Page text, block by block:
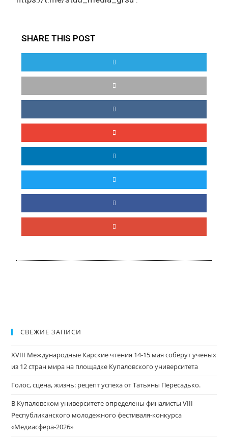
SHARE THIS POST
СВЕЖИЕ ЗАПИСИ
XVIII Международные Карские чтения 14-15 мая соберут ученых
из 12 стран мира на площадке Купаловского университета
Голос, сцена, жизнь: рецепт успеха от Татьяны Пересадько.
В Купаловском университете определены финалисты VIII
Республиканского молодежного фестиваля-конкурса
«Медиасфера-2026»